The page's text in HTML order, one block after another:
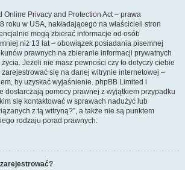
Online Privacy and Protection Act – prawa
roku w USA, nakładającego na właścicieli stron
mogą zbierać informacje od osób
niż 13 lat – obowiązek posiadania pisemnej
prawnych na zbieranie informacji prywatnych
Jeżeli nie masz pewności czy to dotyczy ciebie
się na danej witrynie internetowej –
by uzyskać wyjaśnienie. phpBB Limited i
dostarczają pomocy prawnej z wyjątkiem przypadku
się kontaktować w sprawach nadużyć lub
z tą witryną?”, a także nie są punktem
rodzaju porad prawnych.